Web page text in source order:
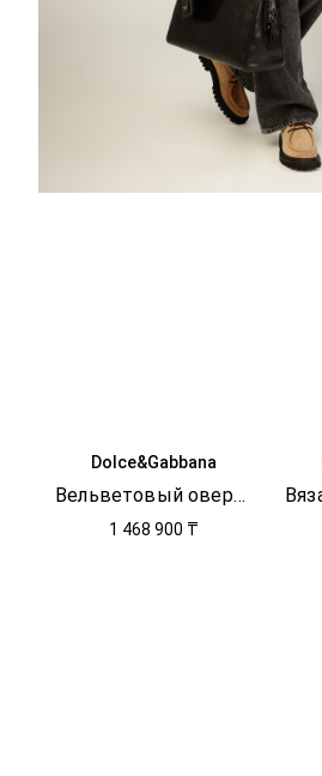
Dolce&Gabbana
Вельветовый овершот с логотипом
1 468 900 ₸